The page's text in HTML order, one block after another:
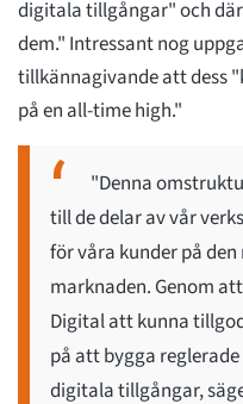
digitala tillgångar" och
dem." Intressant nog
tillkännagivande att dess
på en all-time high."
"Denna
till de delar av vår
för våra kunder på
marknaden. Genom
Digital att kunna
på att bygga
digitala tillgångar,